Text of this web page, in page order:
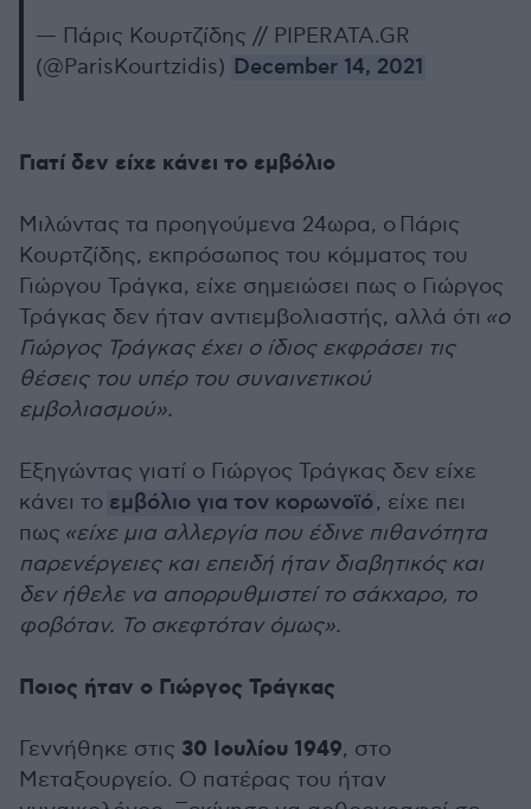
— Πάρις Κουρτζίδης // PIPERATA.GR
(@ParisKourtzidis) December 14, 2021
Γιατί δεν είχε κάνει το εμβόλιο
Μιλώντας τα προηγούμενα 24ωρα, ο Πάρις
Κουρτζίδης, εκπρόσωπος του κόμματος του
Γιώργου Τράγκα, είχε σημειώσει πως ο Γιώργος
Τράγκας δεν ήταν αντιεμβολιαστής, αλλά ότι «ο
Γιώργος Τράγκας έχει ο ίδιος εκφράσει τις
θέσεις του υπέρ του συναινετικού
εμβολιασμού».
Εξηγώντας γιατί ο Γιώργος Τράγκας δεν είχε
κάνει το εμβόλιο για τον κορωνοϊό, είχε πει
πως «είχε μια αλλεργία που έδινε πιθανότητα
παρενέργειες και επειδή ήταν διαβητικός και
δεν ήθελε να απορρυθμιστεί το σάκχαρο, το
φοβόταν. Το σκεφτόταν όμως».
Ποιος ήταν ο Γιώργος Τράγκας
Γεννήθηκε στις 30 Ιουλίου 1949, στο
Μεταξουργείο. Ο πατέρας του ήταν